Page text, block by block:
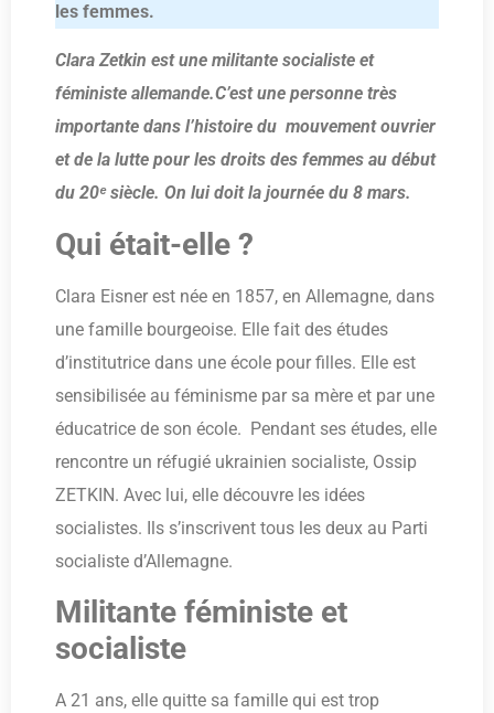
les femmes.
Clara Zetkin est une militante socialiste et
féministe allemande.C’est une personne très
importante dans l’histoire du mouvement ouvrier
et de la lutte pour les droits des femmes au début
du 20ᵉ siècle. On lui doit la journée du 8 mars.
Qui était-elle ?
Clara Eisner est née en 1857, en Allemagne, dans
une famille bourgeoise. Elle fait des études
d’institutrice dans une école pour filles. Elle est
sensibilisée au féminisme par sa mère et par une
éducatrice de son école. Pendant ses études, elle
rencontre un réfugié ukrainien socialiste, Ossip
ZETKIN. Avec lui, elle découvre les idées
socialistes. Ils s’inscrivent tous les deux au Parti
socialiste d’Allemagne.
Militante féministe et
socialiste
A 21 ans, elle quitte sa famille qui est trop